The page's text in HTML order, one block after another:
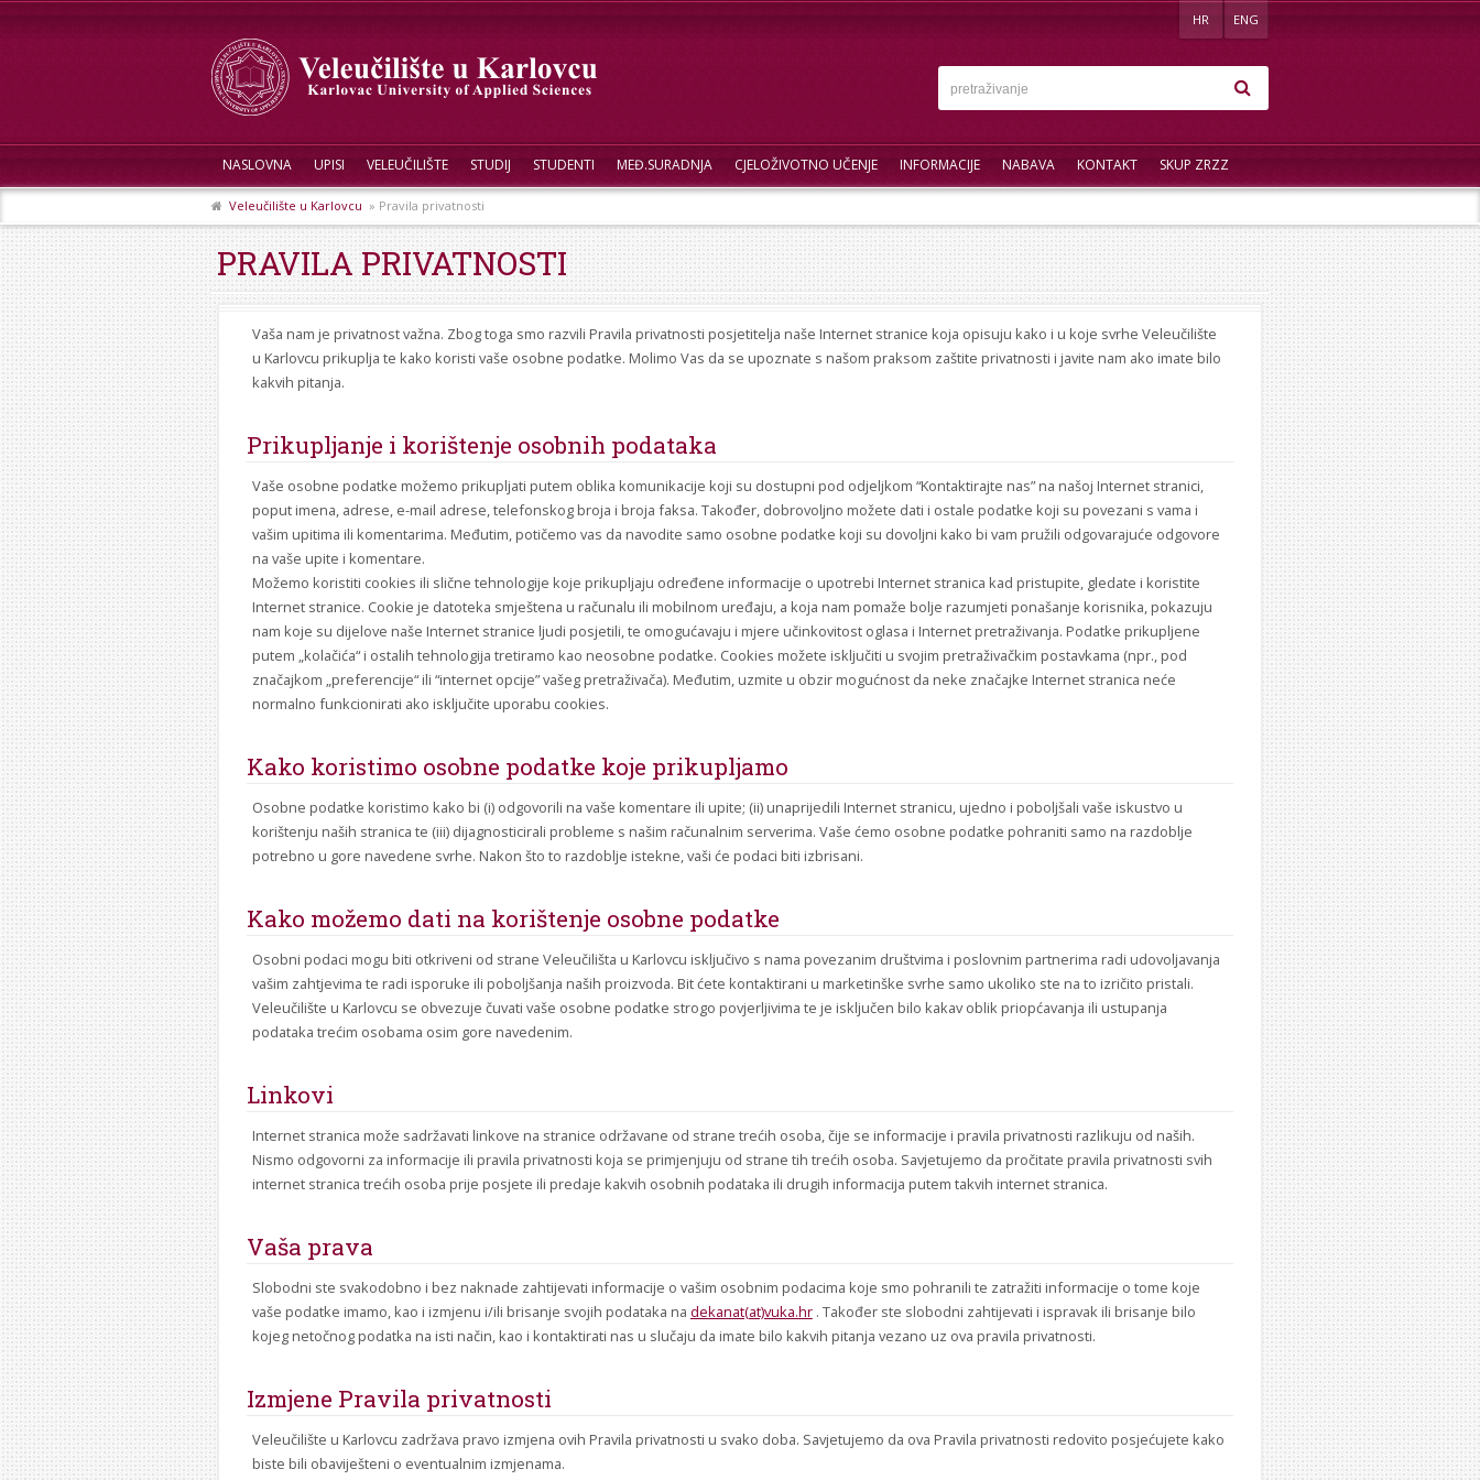
HR ENG
NASLOVNA UPISI VELEUČILIŠTE STUDIJ STUDENTI MEĐ.SURADNJA CJELOŽIVOTNO UČENJE INFORMACIJE NABAVA KONTAKT SKUP ZRZZ
Veleučilište u Karlovcu » Pravila privatnosti
PRAVILA PRIVATNOSTI
Vaša nam je privatnost važna. Zbog toga smo razvili Pravila privatnosti posjetitelja naše Internet stranice koja opisuju kako i u koje svrhe Veleučilište
u Karlovcu prikuplja te kako koristi vaše osobne podatke. Molimo Vas da se upoznate s našom praksom zaštite privatnosti i javite nam ako imate bilo
kakvih pitanja.
Prikupljanje i korištenje osobnih podataka
Vaše osobne podatke možemo prikupljati putem oblika komunikacije koji su dostupni pod odjeljkom “Kontaktirajte nas” na našoj Internet stranici,
poput imena, adrese, e-mail adrese, telefonskog broja i broja faksa. Također, dobrovoljno možete dati i ostale podatke koji su povezani s vama i
vašim upitima ili komentarima. Međutim, potičemo vas da navodite samo osobne podatke koji su dovoljni kako bi vam pružili odgovarajuće odgovore
na vaše upite i komentare.
Možemo koristiti cookies ili slične tehnologije koje prikupljaju određene informacije o upotrebi Internet stranica kad pristupite, gledate i koristite
Internet stranice. Cookie je datoteka smještena u računalu ili mobilnom uređaju, a koja nam pomaže bolje razumjeti ponašanje korisnika, pokazuju
nam koje su dijelove naše Internet stranice ljudi posjetili, te omogućavaju i mjere učinkovitost oglasa i Internet pretraživanja. Podatke prikupljene
putem „kolačića“ i ostalih tehnologija tretiramo kao neosobne podatke. Cookies možete isključiti u svojim pretraživačkim postavkama (npr., pod
značajkom „preferencije“ ili “internet opcije” vašeg pretraživača). Međutim, uzmite u obzir mogućnost da neke značajke Internet stranica neće
normalno funkcionirati ako isključite uporabu cookies.
Kako koristimo osobne podatke koje prikupljamo
Osobne podatke koristimo kako bi (i) odgovorili na vaše komentare ili upite; (ii) unaprijedili Internet stranicu, ujedno i poboljšali vaše iskustvo u
korištenju naših stranica te (iii) dijagnosticirali probleme s našim računalnim serverima. Vaše ćemo osobne podatke pohraniti samo na razdoblje
potrebno u gore navedene svrhe. Nakon što to razdoblje istekne, vaši će podaci biti izbrisani.
Kako možemo dati na korištenje osobne podatke
Osobni podaci mogu biti otkriveni od strane Veleučilišta u Karlovcu isključivo s nama povezanim društvima i poslovnim partnerima radi udovoljavanja
vašim zahtjevima te radi isporuke ili poboljšanja naših proizvoda. Bit ćete kontaktirani u marketinške svrhe samo ukoliko ste na to izričito pristali.
Veleučilište u Karlovcu se obvezuje čuvati vaše osobne podatke strogo povjerljivima te je isključen bilo kakav oblik priopćavanja ili ustupanja
podataka trećim osobama osim gore navedenim.
Linkovi
Internet stranica može sadržavati linkove na stranice održavane od strane trećih osoba, čije se informacije i pravila privatnosti razlikuju od naših.
Nismo odgovorni za informacije ili pravila privatnosti koja se primjenjuju od strane tih trećih osoba. Savjetujemo da pročitate pravila privatnosti svih
internet stranica trećih osoba prije posjete ili predaje kakvih osobnih podataka ili drugih informacija putem takvih internet stranica.
Vaša prava
Slobodni ste svakodobno i bez naknade zahtijevati informacije o vašim osobnim podacima koje smo pohranili te zatražiti informacije o tome koje
vaše podatke imamo, kao i izmjenu i/ili brisanje svojih podataka na dekanat(at)vuka.hr. Također ste slobodni zahtijevati i ispravak ili brisanje bilo
kojeg netočnog podatka na isti način, kao i kontaktirati nas u slučaju da imate bilo kakvih pitanja vezano uz ova pravila privatnosti.
Izmjene Pravila privatnosti
Veleučilište u Karlovcu zadržava pravo izmjena ovih Pravila privatnosti u svako doba. Savjetujemo da ova Pravila privatnosti redovito posjećujete kako
biste bili obaviješteni o eventualnim izmjenama.